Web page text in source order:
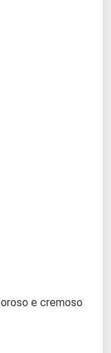
e cremoso